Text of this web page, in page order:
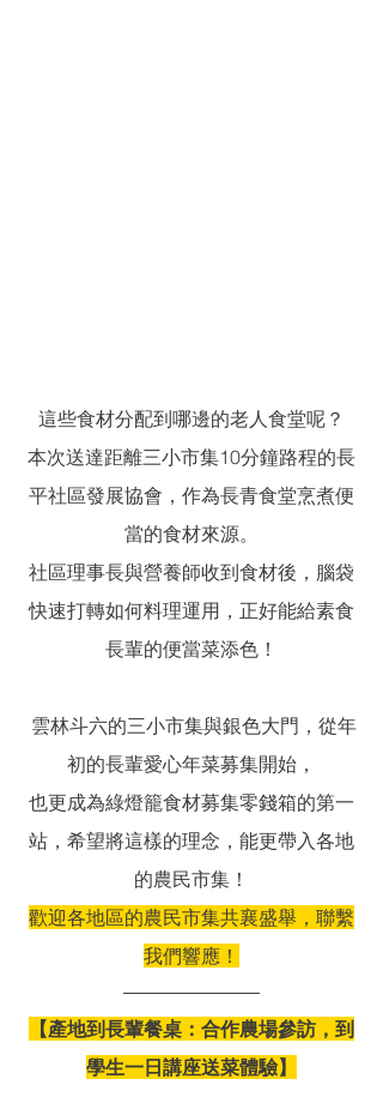
這些食材分配到哪邊的老人食堂呢？
本次送達距離三小市集10分鐘路程的長
平社區發展協會，作為長青食堂烹煮便
當的食材來源。
社區理事長與營養師收到食材後，腦袋
快速打轉如何料理運用，正好能給素食
長輩的便當菜添色！
初的長輩愛心年菜募集開始，
也更成為綠燈籠食材募集零錢箱的第一
站，希望將這樣的理念，能更帶入各地
的農民市集！
歡迎各地區的農民市集共襄盛舉，聯繫
我們響應！
【產地到長輩餐桌：合作農場參訪，到
學生一日講座送菜體驗】